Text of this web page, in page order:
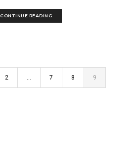
CONTINUE READING
2 … 7 8 9